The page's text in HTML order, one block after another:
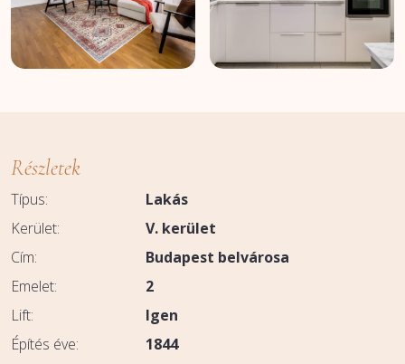
Részletek
Típus:
Lakás
Kerület:
V. kerület
Cím:
Budapest belvárosa
Emelet:
2
Lift:
Igen
Építés éve:
1844